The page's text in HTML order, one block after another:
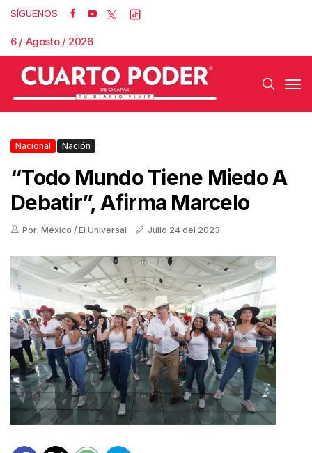
SÍGUENOS
6 / Agosto / 2026
Nacional Nación
“Todo Mundo Tiene Miedo A
Debatir”, Afirma Marcelo
Por: México / El Universal Julio 24 del 2023